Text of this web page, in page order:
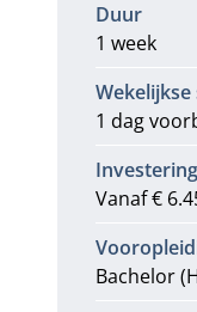
Duur
1 week
1 dag
Investering
Vanaf €
Bachelor